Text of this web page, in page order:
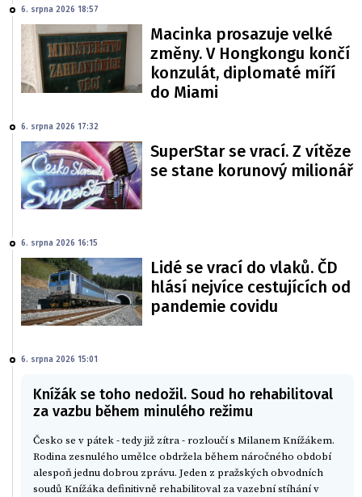
6. srpna 2026 18:57
Macinka prosazuje velké
změny. V Hongkongu končí
konzulát, diplomaté míří
do Miami
6. srpna 2026 17:32
SuperStar se vrací. Z vítěze
se stane korunový milionář
6. srpna 2026 16:15
Lidé se vrací do vlaků. ČD
hlásí nejvíce cestujících od
pandemie covidu
6. srpna 2026 15:01
Knížák se toho nedožil. Soud ho rehabilitoval
za vazbu během minulého režimu
Česko se v pátek - tedy již zítra - rozloučí s Milanem Knížákem.
Rodina zesnulého umělce obdržela během náročného období
alespoň jednu dobrou zprávu. Jeden z pražských obvodních
soudů Knížáka definitivně rehabilitoval za vazební stíhání v